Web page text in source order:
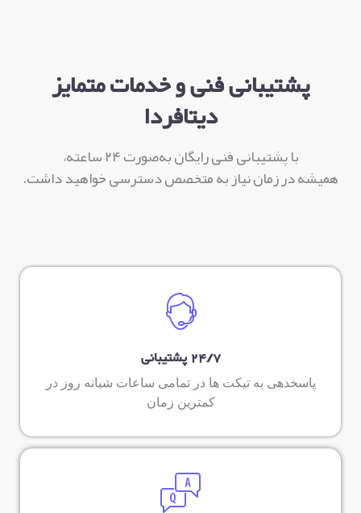
پشتیبانی فنی و خدمات متمایز
دیتافردا
با پشتیبانی فنی رایگان به‌صورت ۲۴ ساعته،
همیشه در زمان نیاز به متخصص دسترسی خواهید داشت.
24/7 پشتیبانی
پاسخدهی به تیکت ها در تمامی ساعات شبانه روز در
کمترین زمان